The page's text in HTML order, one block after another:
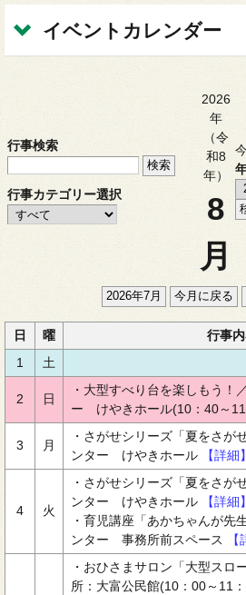
イベントカレンダー
行事検索
行事カテゴリー選択
2026
年
（令
和8
年）
8
月
日 曜
行事
1
土
2 日
・大型すべり台を楽しもう！
ー けやきホール(10：40～
3 月
・さがせシリーズ「夏をさが
ンター けやきホール
【詳細】
4 火
・さがせシリーズ「夏をさが
ンター けやきホール
【詳細】
・育児講座「あかちゃんが先
ンター 事務所前スペース
【
・おひさまサロン「大型スロ
所：大富公民館(10：00～11